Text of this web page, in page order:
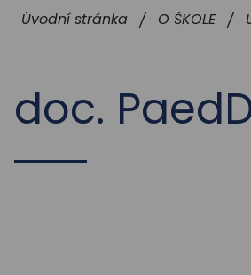
Úvodní stránka / O ŠKOLE /
doc.